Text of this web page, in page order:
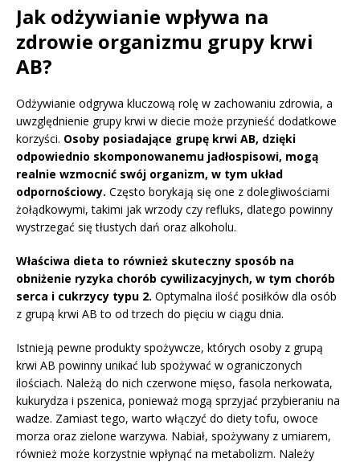
Jak odżywianie wpływa na
zdrowie organizmu grupy krwi
AB?
Odżywianie odgrywa kluczową rolę w zachowaniu zdrowia, a
uwzględnienie grupy krwi w diecie może przynieść dodatkowe
korzyści. Osoby posiadające grupę krwi AB, dzięki
odpowiednio skomponowanemu jadłospisowi, mogą
realnie wzmocnić swój organizm, w tym układ
odpornościowy. Często borykają się one z dolegliwościami
żołądkowymi, takimi jak wrzody czy refluks, dlatego powinny
wystrzegać się tłustych dań oraz alkoholu.
Właściwa dieta to również skuteczny sposób na
obniżenie ryzyka chorób cywilizacyjnych, w tym chorób
serca i cukrzycy typu 2. Optymalna ilość posiłków dla osób
z grupą krwi AB to od trzech do pięciu w ciągu dnia.
Istnieją pewne produkty spożywcze, których osoby z grupą
krwi AB powinny unikać lub spożywać w ograniczonych
ilościach. Należą do nich czerwone mięso, fasola nerkowata,
kukurydza i pszenica, ponieważ mogą sprzyjać przybieraniu na
wadze. Zamiast tego, warto włączyć do diety tofu, owoce
morza oraz zielone warzywa. Nabiał, spożywany z umiarem,
również może korzystnie wpłynąć na metabolizm. Należy